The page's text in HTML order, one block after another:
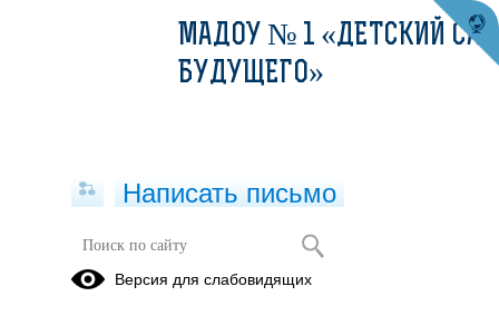
МАДОУ № 1 «ДЕТСКИЙ САД
БУДУЩЕГО»
Написать письмо
Версия для слабовидящих